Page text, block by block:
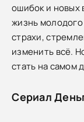
ошибок и новых
жизнь
страхи,
изменить всё.
стать на самом
Сериал